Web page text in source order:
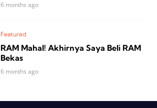
6 months ago
Featured
RAM Mahal! Akhirnya Saya Beli RAM
Bekas
6 months ago